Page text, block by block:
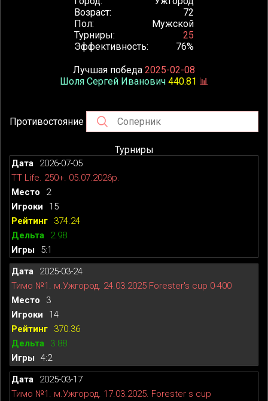
Возраст
72
Пол
Мужской
Турниры
25
Эффективность
76%
Лучшая победа 2025-02-08
Шоля Сергей Иванович 440.81 📊
Противостояние
Турниры
2026-07-05
TT Life. 250+. 05.07.2026р.
2
15
374.24
2.98
5:1
2025-03-24
Тимо №1. м.Ужгород. 24.03.2025 Forester's cup 0-400
3
14
370.36
3.88
4:2
2025-03-17
Тимо №1. м.Ужгород. 17.03.2025. Forester s cup